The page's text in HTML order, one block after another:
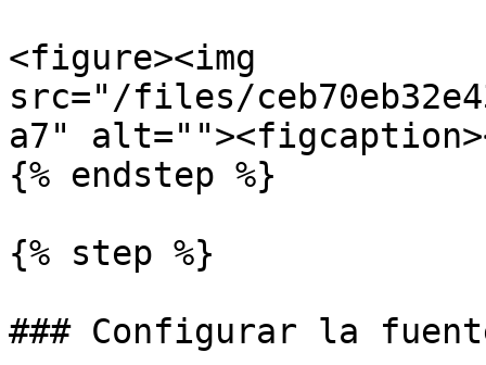
<figure><img
src="/files/
a7"
{% endstep %}
{% step %}
### Configurar la